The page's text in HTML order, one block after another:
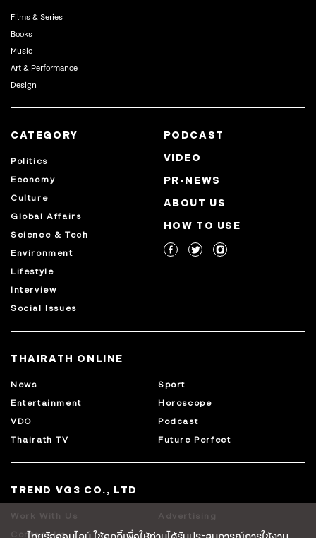
Films & Series
Books
Music
Art & Performance
Design
CATEGORY
Politics
Economy
Culture
Global Affairs
Science & Tech
Environment
Lifestyle
Interview
Social Issues
PODCAST
VIDEO
PR-NEWS
ABOUT US
HOW TO USE
THAIRATH ONLINE
News
Sport
Entertainment
Horoscope
VDO
Podcast
Thairath TV
Future Perfect
TREND VG3 CO., LTD
Work With Us
Advertising
Contact Us